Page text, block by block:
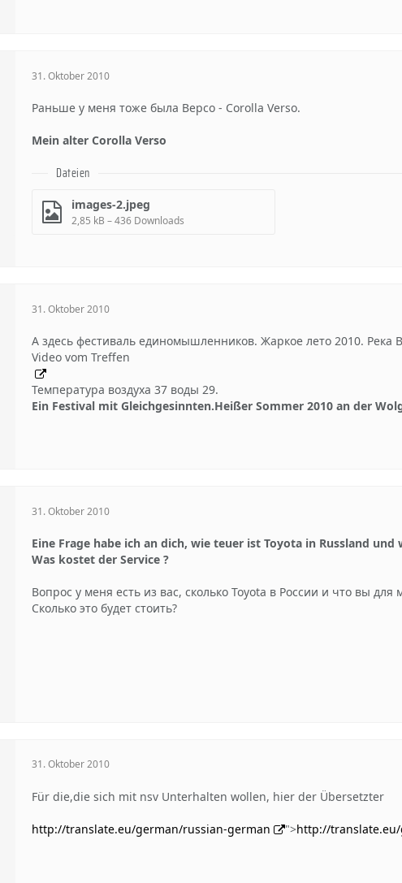
31. Oktober 2010
Раньше у меня тоже была Версо - Corolla Verso.
Mein alter Corolla Verso
Dateien
images-2.jpeg
2,85 kB – 436 Downloads
31. Oktober 2010
А здесь фестиваль единомышленников. Жаркое лето 2010. Река
Video vom Treffen
Температура воздуха 37 воды 29.
Ein Festival mit Gleichgesinnten.Heißer Sommer 2010 an der
31. Oktober 2010
Eine Frage habe ich an dich, wie teuer ist Toyota in Russland
Was kostet der Service ?
Вопрос у меня есть из вас, сколько Toyota в России и что вы для
Сколько это будет стоить?
31. Oktober 2010
Für die,die sich mit nsv Unterhalten wollen, hier der Übersetzter
http://translate.eu/german/russian-german ">http://